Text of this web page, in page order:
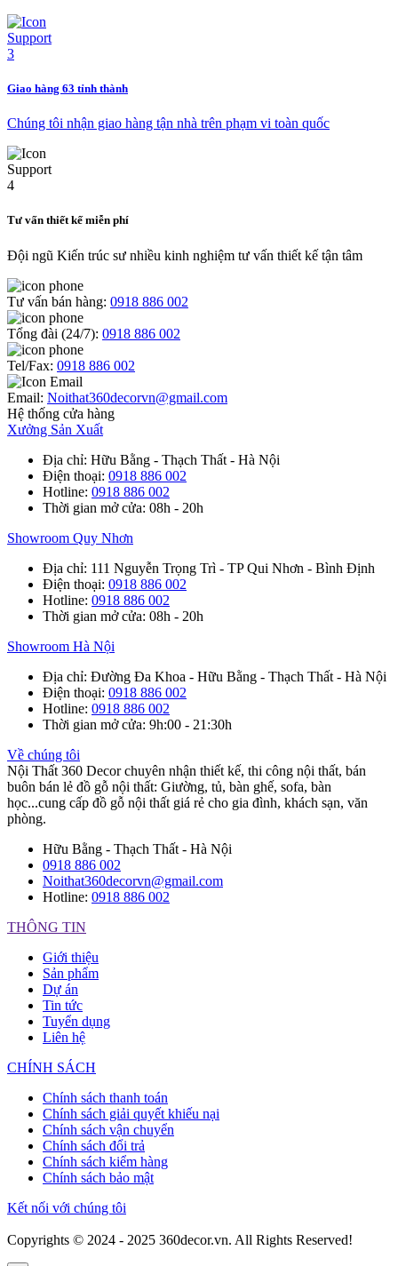
Giao hàng 63 tỉnh thành
Chúng tôi nhận giao hàng tận nhà trên phạm vi toàn quốc
Tư vấn thiết kế miễn phí
Đội ngũ Kiến trúc sư nhiều kinh nghiệm tư vấn thiết kế tận tâm
Tư vấn bán hàng: 0918 886 002
Tổng đài (24/7): 0918 886 002
Tel/Fax: 0918 886 002
Email: Noithat360decorvn@gmail.com
Hệ thống cửa hàng
Xưởng Sản Xuất
Địa chỉ: Hữu Bằng - Thạch Thất - Hà Nội
Điện thoại: 0918 886 002
Hotline: 0918 886 002
Thời gian mở cửa: 08h - 20h
Showroom Quy Nhơn
Địa chỉ: 111 Nguyễn Trọng Trì - TP Qui Nhơn - Bình Định
Điện thoại: 0918 886 002
Hotline: 0918 886 002
Thời gian mở cửa: 08h - 20h
Showroom Hà Nội
Địa chỉ: Đường Đa Khoa - Hữu Bằng - Thạch Thất - Hà Nội
Điện thoại: 0918 886 002
Hotline: 0918 886 002
Thời gian mở cửa: 9h:00 - 21:30h
Về chúng tôi
Nội Thất 360 Decor chuyên nhận thiết kế, thi công nội thất, bán
buôn bán lẻ đồ gỗ nội thất: Giường, tủ, bàn ghế, sofa, bàn
học...cung cấp đồ gỗ nội thất giá rẻ cho gia đình, khách sạn, văn
phòng.
Hữu Bằng - Thạch Thất - Hà Nội
0918 886 002
Noithat360decorvn@gmail.com
Hotline: 0918 886 002
THÔNG TIN
Giới thiệu
Sản phẩm
Dự án
Tin tức
Tuyển dụng
Liên hệ
CHÍNH SÁCH
Chính sách thanh toán
Chính sách giải quyết khiếu nại
Chính sách vận chuyển
Chính sách đổi trả
Chính sách kiểm hàng
Chính sách bảo mật
Kết nối với chúng tôi
Copyrights © 2024 - 2025 360decor.vn. All Rights Reserved!